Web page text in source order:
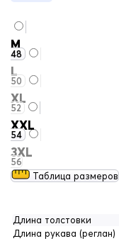
M
48
L
50
XL
52
XXL
54
3XL
56
Таблица размеров
Длина толстовки
Длина рукава (реглан)